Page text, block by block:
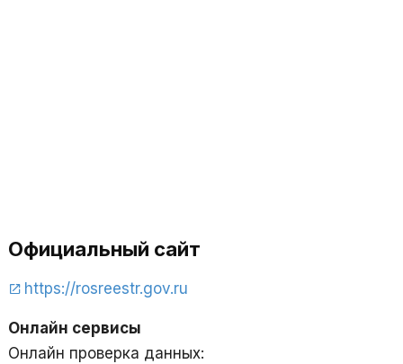
Официальный сайт
https://rosreestr.gov.ru
Онлайн сервисы
Онлайн проверка данных: